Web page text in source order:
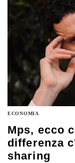
mila piccoli
ECONOMIA
Mps, ecco
differenza
sharing